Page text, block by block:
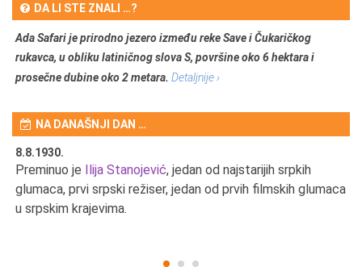
DA LI STE ZNALI …?
Ada Safari je prirodno jezero između reke Save i Čukaričkog
rukavca, u obliku latiničnog slova S, površine oko 6 hektara i
prosečne dubine oko 2 metara. Detaljnije ›
NA DANAŠNJI DAN …
8.8.1930.
Preminuo je Ilija Stanojević, jedan od najstarijih srpkih
glumaca, prvi srpski režiser, jedan od prvih filmskih glumaca
u srpskim krajevima.